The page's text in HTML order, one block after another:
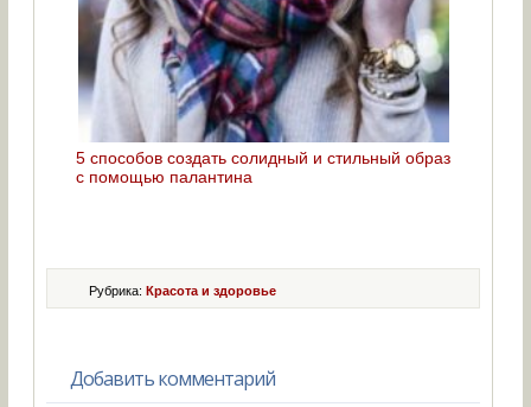
5 способов создать солидный и стильный образ
с помощью палантина
Рубрика: Красота и здоровье
Добавить комментарий